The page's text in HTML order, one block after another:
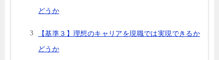
どうか
【基準３】理想のキャリアを現職では実現できるか
どうか